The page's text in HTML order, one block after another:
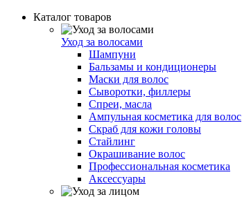
Каталог товаров
Уход за волосами
Шампуни
Бальзамы и кондиционеры
Маски для волос
Сыворотки, филлеры
Спреи, масла
Ампульная косметика для волос
Скраб для кожи головы
Стайлинг
Окрашивание волос
Профессиональная косметика
Аксессуары